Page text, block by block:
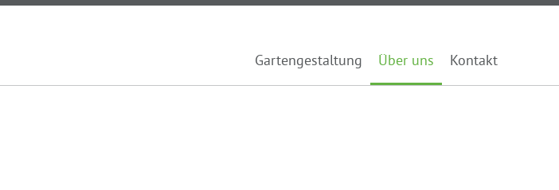
Gartengestaltung Über uns Kontakt